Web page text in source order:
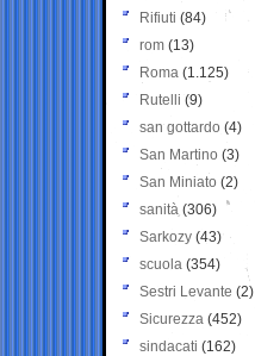
Rifiuti (84)
rom (13)
Roma (1.125)
Rutelli (9)
san gottardo (4)
San Martino (3)
San Miniato (2)
sanità (306)
Sarkozy (43)
scuola (354)
Sestri Levante (2)
Sicurezza (452)
sindacati (162)